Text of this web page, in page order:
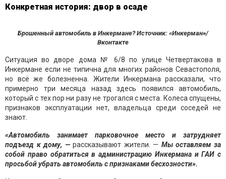
Конкретная история: двор в осаде
Брошенный автомобиль в Инкермане? Источник: «Инкерман»/
Вконтакте
Ситуация во дворе дома № 6/8 по улице Четвертакова в
Инкермане если не типична для многих районов Севастополя,
но всё же болезненна. Жители Инкермана рассказали, что
примерно три месяца назад здесь появился автомобиль,
который с тех пор ни разу не трогался с места. Колеса спущены,
признаков эксплуатации нет, владельца среди соседей не
знают.
«Автомобиль занимает парковочное место и затрудняет
подъезд к дому, —рассказывают жители. — Мы оставляем за
собой право обратиться в администрацию Инкермана и ГАИ с
просьбой убрать автомобиль с признаками бесхозности».